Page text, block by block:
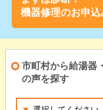
機器修理のお申込
市町村から給湯器
の声を探す